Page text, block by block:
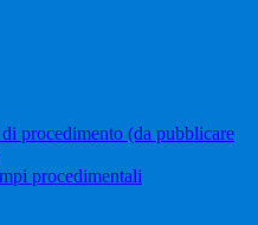
procedimento (da pubblicare
procedimentali